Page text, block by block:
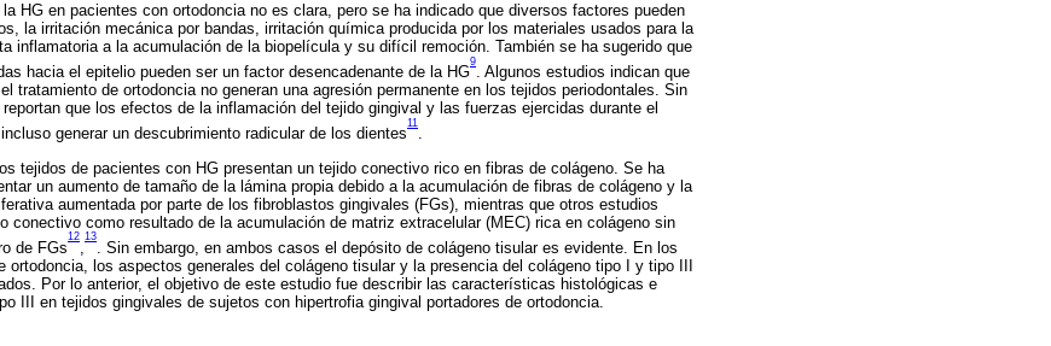
HG en pacientes con ortodoncia no es clara, pero se ha indicado que diversos factores pueden
la irritación mecánica por bandas, irritación química producida por los materiales usados para la
inflamatoria a la acumulación de la biopelícula y su difícil remoción. También se ha sugerido que
hacia el epitelio pueden ser un factor desencadenante de la HG
9
. Algunos estudios indican que
tratamiento de ortodoncia no generan una agresión permanente en los tejidos periodontales. Sin
que los efectos de la inflamación del tejido gingival y las fuerzas ejercidas durante el
generar un descubrimiento radicular de los dientes
11
.
tejidos de pacientes con HG presentan un tejido conectivo rico en fibras de colágeno. Se ha
un aumento de tamaño de la lámina propia debido a la acumulación de fibras de colágeno y la
aumentada por parte de los fibroblastos gingivales (FGs), mientras que otros estudios
conectivo como resultado de la acumulación de matriz extracelular (MEC) rica en colágeno sin
de FGs
12 13
. Sin embargo, en ambos casos el depósito de colágeno tisular es evidente. En los
ortodoncia, los aspectos generales del colágeno tisular y la presencia del colágeno tipo I y tipo III
Por lo anterior, el objetivo de este estudio fue describir las características histológicas e
III en tejidos gingivales de sujetos con hipertrofia gingival portadores de ortodoncia.